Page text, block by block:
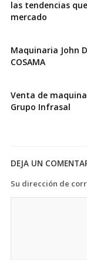
las tendencias
mercado
Maquinaria John
COSAMA
Venta de
Grupo Infrasal
DEJA UN
Su dirección de